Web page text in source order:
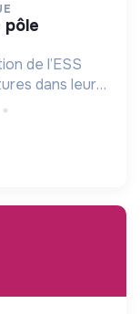
de l’ESS
dans leur